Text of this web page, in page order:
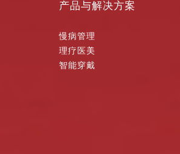
产品与解决方案
慢病管理
理疗医美
智能穿戴